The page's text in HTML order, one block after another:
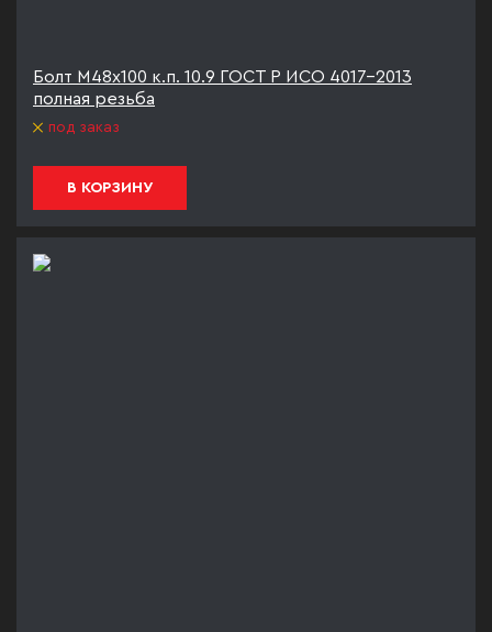
Болт М48х100 к.п. 10.9 ГОСТ Р ИСО 4017-2013
полная резьба
под заказ
В КОРЗИНУ